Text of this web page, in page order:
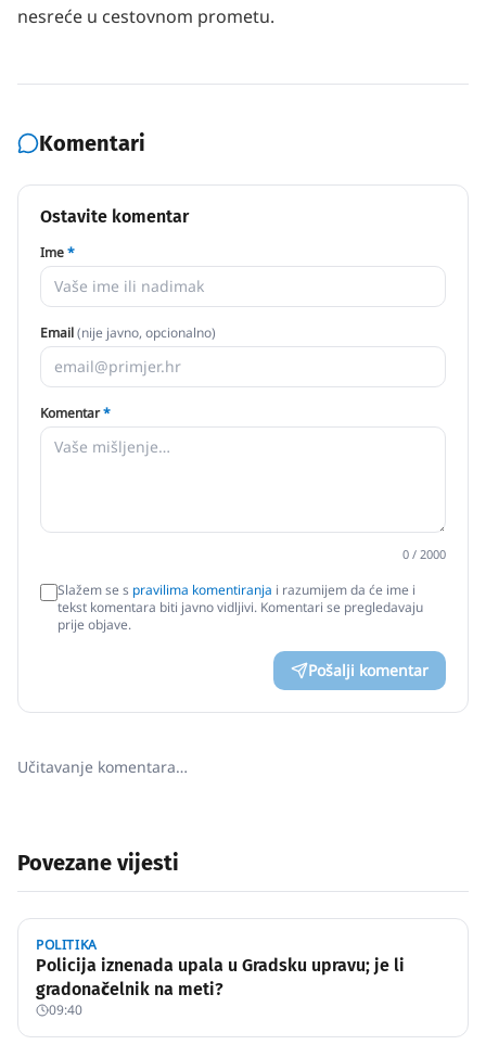
nesreće u cestovnom prometu.
Komentari
Ostavite komentar
Ime*
Email(nije javno, opcionalno)
Komentar*
0 / 2000
Slažem se s pravilima komentiranja i razumijem da će ime i
tekst komentara biti javno vidljivi. Komentari se pregledavaju
prije objave.
Pošalji komentar
Učitavanje komentara…
Povezane vijesti
POLITIKA
Policija iznenada upala u Gradsku upravu; je li
gradonačelnik na meti?
09:40